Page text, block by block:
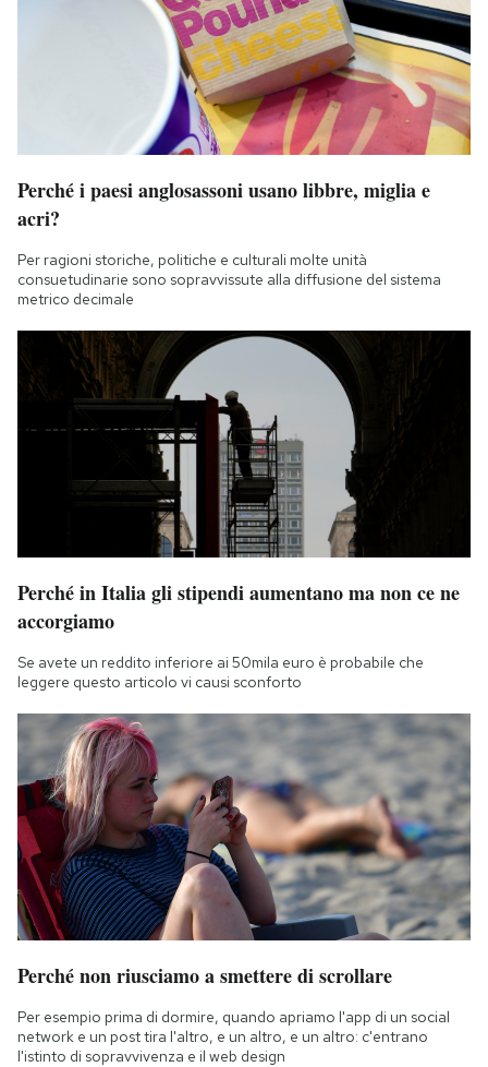
Perché i paesi anglosassoni usano libbre, miglia e
acri?
Per ragioni storiche, politiche e culturali molte unità
consuetudinarie sono sopravvissute alla diffusione del sistema
metrico decimale
Perché in Italia gli stipendi aumentano ma non ce ne
accorgiamo
Se avete un reddito inferiore ai 50mila euro è probabile che
leggere questo articolo vi causi sconforto
Perché non riusciamo a smettere di scrollare
Per esempio prima di dormire, quando apriamo l'app di un social
network e un post tira l'altro, e un altro, e un altro: c'entrano
l'istinto di sopravvivenza e il web design